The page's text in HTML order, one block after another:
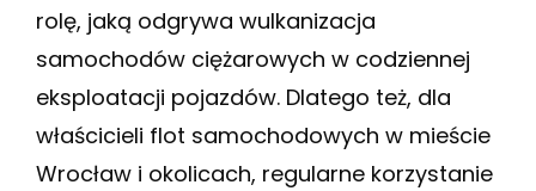
rolę, jaką odgrywa wulkanizacja
samochodów ciężarowych w codziennej
eksploatacji pojazdów. Dlatego też, dla
właścicieli flot samochodowych w mieście
Wrocław i okolicach, regularne korzystanie